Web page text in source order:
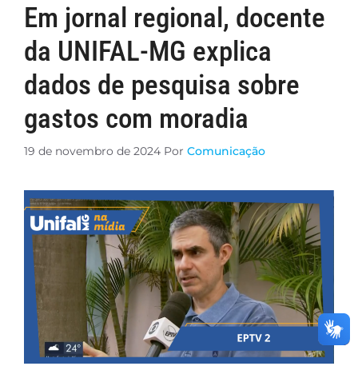
Em jornal regional, docente
da UNIFAL-MG explica
dados de pesquisa sobre
gastos com moradia
19 de novembro de 2024 Por Comunicação